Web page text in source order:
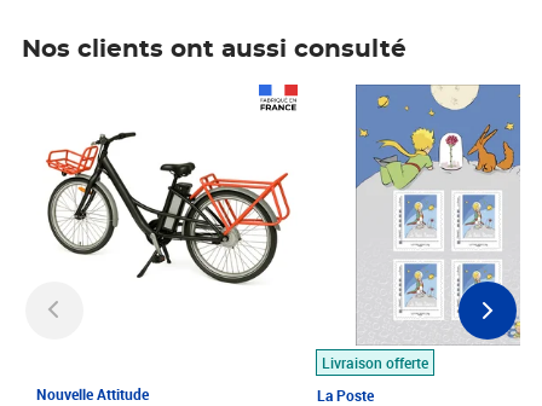
Nos clients ont aussi consulté
Nouvelle Attitude
Livraison offerte
La Poste
Prix 7,50€